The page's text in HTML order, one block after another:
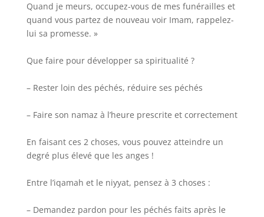
Quand je meurs, occupez-vous de mes funérailles et
quand vous partez de nouveau voir Imam, rappelez-
lui sa promesse. »
Que faire pour développer sa spiritualité ?
– Rester loin des péchés, réduire ses péchés
– Faire son namaz à l’heure prescrite et correctement
En faisant ces 2 choses, vous pouvez atteindre un
degré plus élevé que les anges !
Entre l’iqamah et le niyyat, pensez à 3 choses :
– Demandez pardon pour les péchés faits après le